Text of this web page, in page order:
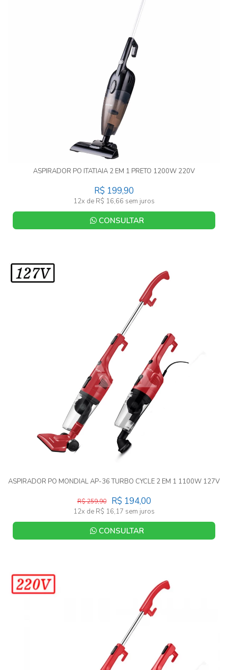
ASPIRADOR PO ITATIAIA 2 EM 1 PRETO 1200W 220V
R$ 199,90
12x de R$ 16,66 sem juros
CONSULTAR
ASPIRADOR PO MONDIAL AP-36 TURBO CYCLE 2 EM 1 1100W 127V
R$ 194,00
R$ 259,90
12x de R$ 16,17 sem juros
CONSULTAR